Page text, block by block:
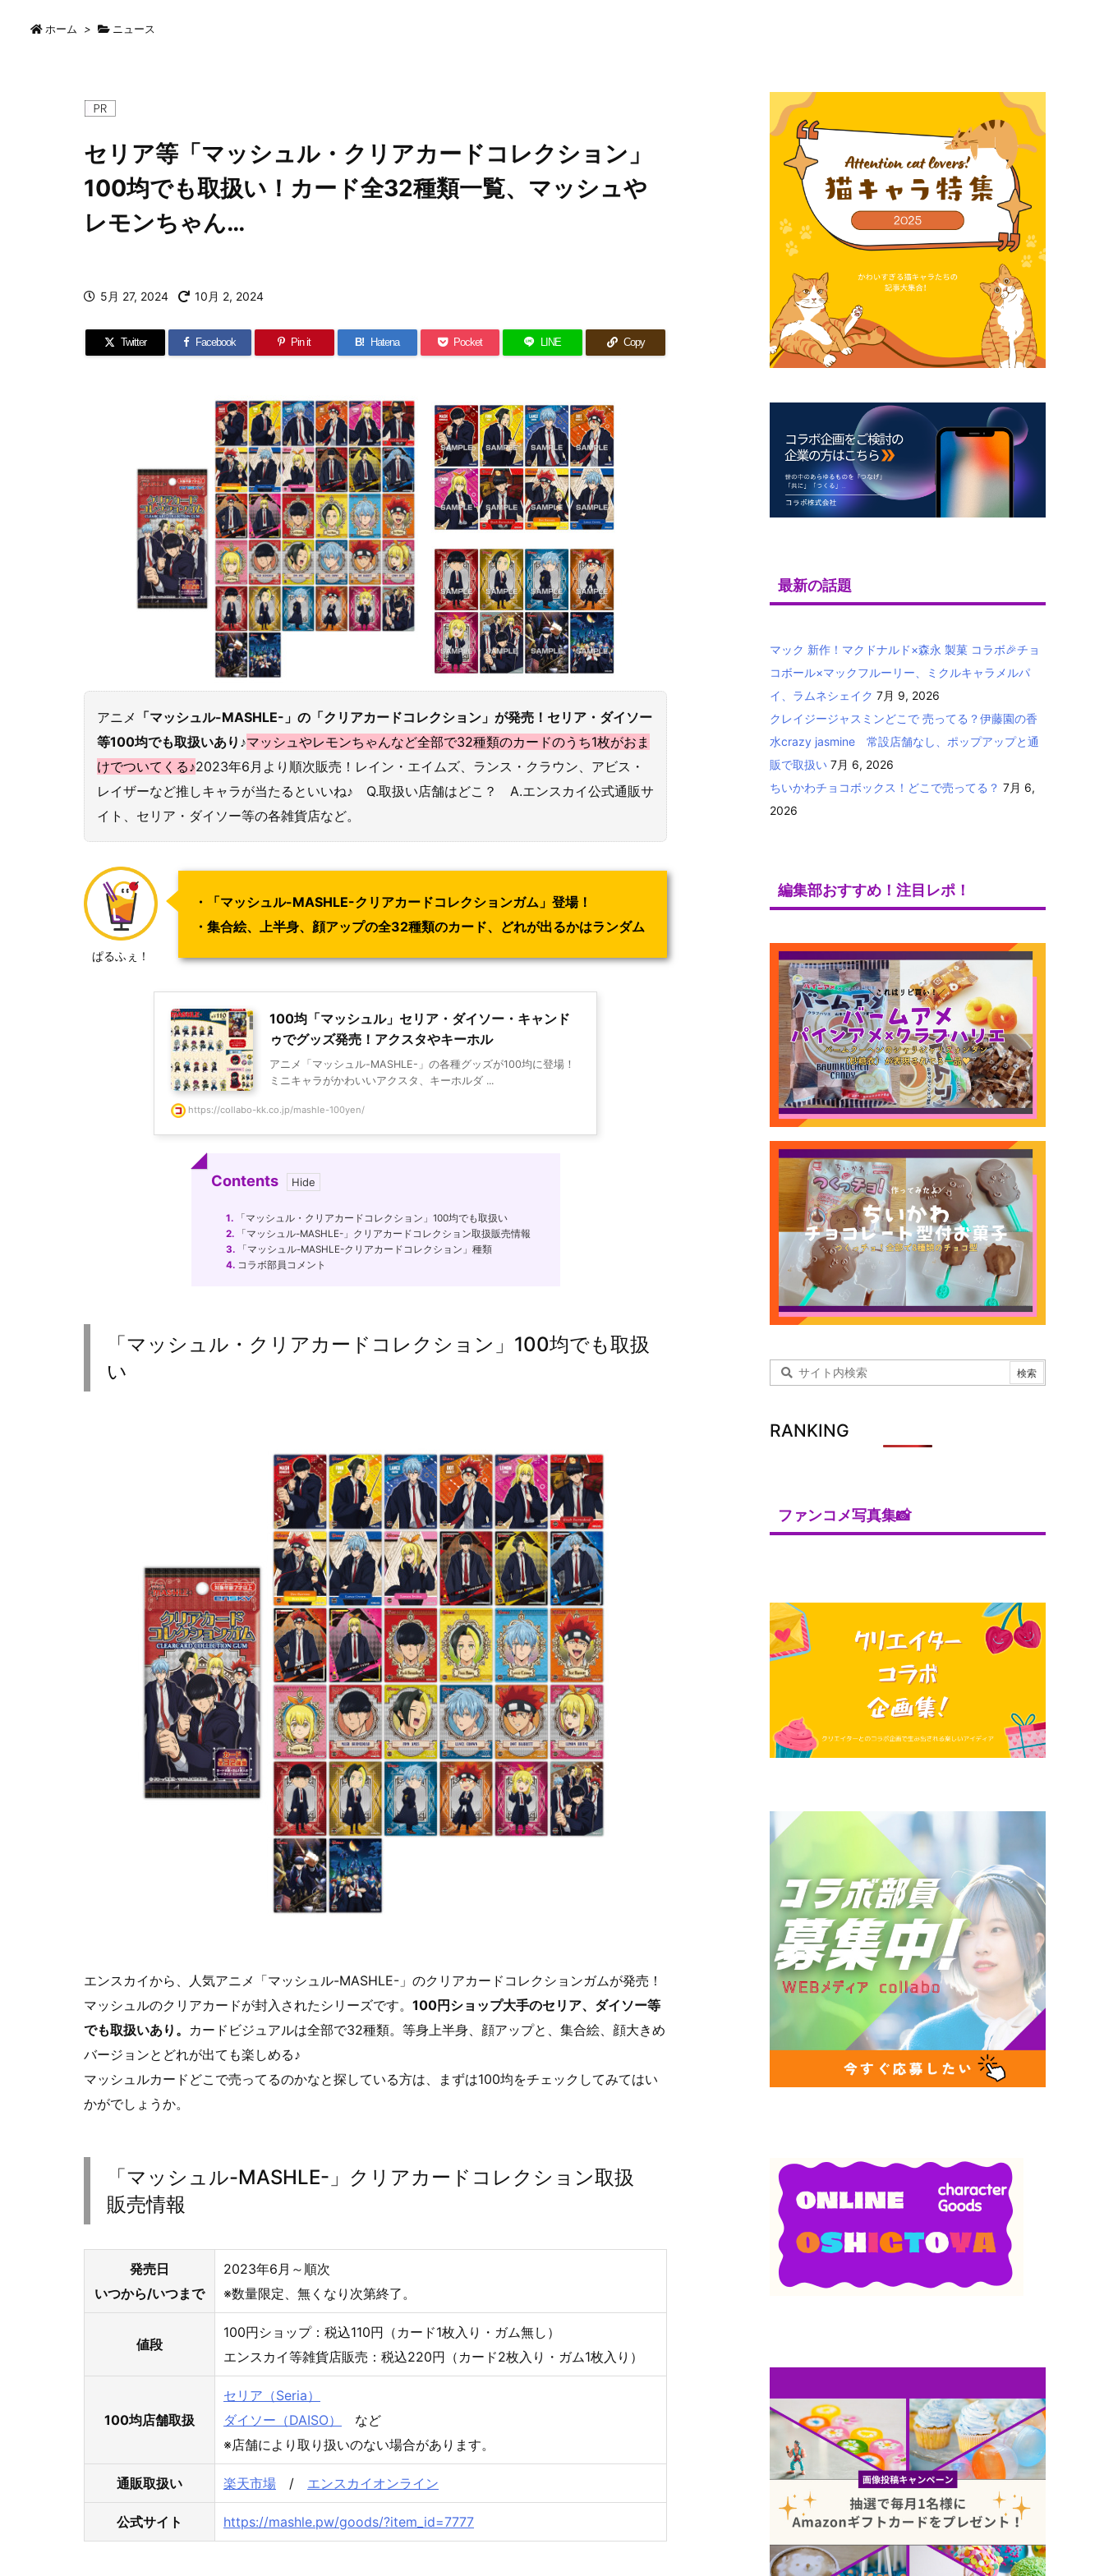
ホーム > ニュース
セリア等「マッシュル・クリアカードコレクション」
100均でも取扱い！カード全32種類一覧、マッシュや
レモンちゃん…
5月 27, 2024 10月 2, 2024
Twitter Facebook Pin it B! Hatena Pocket LINE Copy
アニメ 「マッシュル-MASHLE-」の「クリアカードコレクション」が発売！セリア・ダイソー
等100均でも取扱いあり♪マッシュやレモンちゃんなど全部で32種類のカードのうち1枚がおま
けでついてくる♪2023年6月より順次販売！レイン・エイムズ、ランス・クラウン、アビス・
レイザーなど推しキャラが当たるといいね♪ Q.取扱い店舗はどこ？ A.エンスカイ公式通販サ
イト、セリア・ダイソー等の各雑貨店など。
ぱるふぇ！
・「マッシュル-MASHLE-クリアカードコレクションガム」登場！
・集合絵、上半身、顔アップの全32種類のカード、どれが出るかはランダム
100均「マッシュル」セリア・ダイソー・キャンド
ゥでグッズ発売！アクスタやキーホル
アニメ「マッシュル-MASHLE-」の各種グッズが100均に登場！
ミニキャラがかわいいアクスタ、キーホルダ ...
https://collabo-kk.co.jp/mashle-100yen/
Contents
1.「マッシュル・クリアカードコレクション」100均でも取扱い
2.「マッシュル-MASHLE-」クリアカードコレクション取扱販売情報
3.「マッシュル-MASHLE-クリアカードコレクション」種類
4.コラボ部員コメント
「マッシュル・クリアカードコレクション」100均でも取扱
い
エンスカイから、人気アニメ「マッシュル-MASHLE-」のクリアカードコレクションガムが発売！
マッシュルのクリアカードが封入されたシリーズです。 100円ショップ大手のセリア、ダイソー等
でも取扱いあり。 カードビジュアルは全部で32種類。等身上半身、顔アップと、集合絵、顔大きめ
バージョンとどれが出ても楽しめる♪
マッシュルカードどこで売ってるのかなと探している方は、まずは100均をチェックしてみてはい
かがでしょうか。
「マッシュル-MASHLE-」クリアカードコレクション取扱
販売情報
発売日
いつから/いつまで
2023年6月～順次
※数量限定、無くなり次第終了。
値段
100円ショップ：税込110円（カード1枚入り・ガム無し）
エンスカイ等雑貨店販売：税込220円（カード2枚入り・ガム1枚入り）
100均店舗取扱
セリア（Seria）
ダイソー（DAISO）
など
※店舗により取り扱いのない場合があります。
通販取扱い 楽天市場 / エンスカイオンライン
公式サイト https://mashle.pw/goods/?item_id=7777
最新の話題
マック 新作！マクドナルド×森永 製菓 コラボ🎉チョ
コボール×マックフルーリー、ミクルキャラメルパ
イ、ラムネシェイク 7月 9, 2026
クレイジージャスミンどこで 売ってる？伊藤園の香
水crazy jasmine 常設店舗なし、ポップアップと通
販で取扱い 7月 6, 2026
ちいかわチョコボックス！どこで売ってる？ 7月 6,
2026
編集部おすすめ！注目レポ！
RANKING
ファンコメ写真集📸